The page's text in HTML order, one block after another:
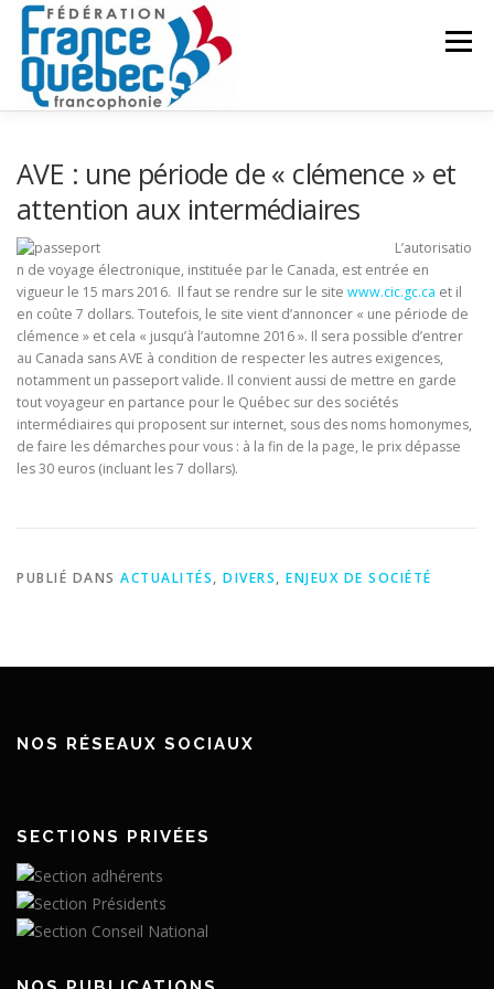
Aller
contenu
Menu
INTRANET
AVE : une période de « clémence » et
attention aux intermédiaires
L’autorisatio
n de voyage électronique, instituée par le Canada, est entrée en
vigueur le 15 mars 2016. Il faut se rendre sur le site www.cic.gc.ca et il
en coûte 7 dollars. Toutefois, le site vient d’annoncer « une période de
clémence » et cela « jusqu’à l’automne 2016 ». Il sera possible d’entrer
au Canada sans AVE à condition de respecter les autres exigences,
notamment un passeport valide. Il convient aussi de mettre en garde
tout voyageur en partance pour le Québec sur des sociétés
intermédiaires qui proposent sur internet, sous des noms homonymes,
de faire les démarches pour vous : à la fin de la page, le prix dépasse
les 30 euros (incluant les 7 dollars).
PUBLIÉ DANS ACTUALITÉS, DIVERS, ENJEUX DE SOCIÉTÉ
NOS RÉSEAUX SOCIAUX
SECTIONS PRIVÉES